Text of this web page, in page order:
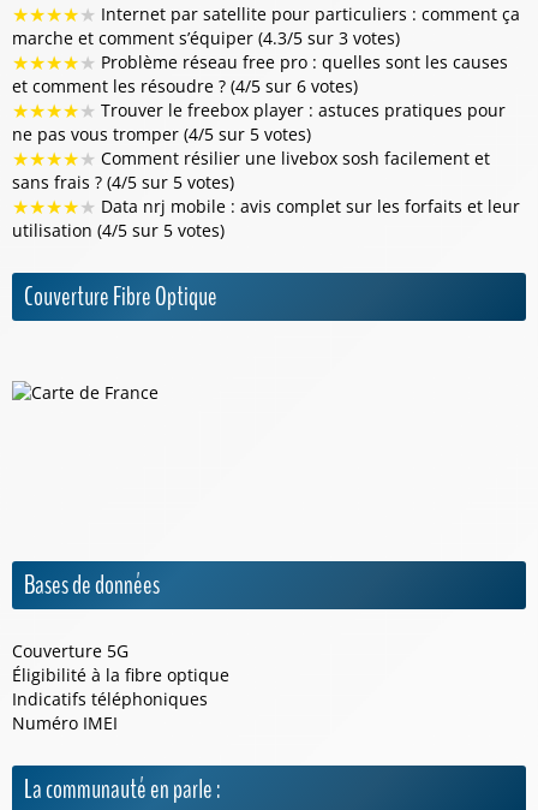
★★★★★ Internet par satellite pour particuliers : comment ça
marche et comment s’équiper (4.3/5 sur 3 votes)
★★★★★ Problème réseau free pro : quelles sont les causes
et comment les résoudre ? (4/5 sur 6 votes)
★★★★★ Trouver le freebox player : astuces pratiques pour
ne pas vous tromper (4/5 sur 5 votes)
★★★★★ Comment résilier une livebox sosh facilement et
sans frais ? (4/5 sur 5 votes)
★★★★★ Data nrj mobile : avis complet sur les forfaits et leur
utilisation (4/5 sur 5 votes)
Couverture Fibre Optique
Bases de données
Couverture 5G
Éligibilité à la fibre optique
Indicatifs téléphoniques
Numéro IMEI
La communauté en parle :